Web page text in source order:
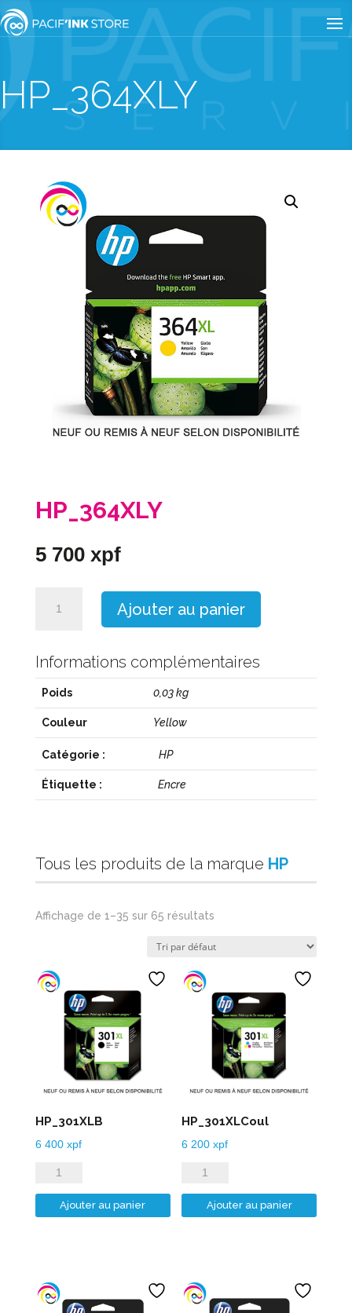
HP_364XLY
HP_364XLY
5 700 xpf
Ajouter au panier
Informations complémentaires
Poids 0,03 kg
Couleur Yellow
Catégorie : HP
Étiquette : Encre
Tous les produits de la marque HP
Affichage de 1–35 sur 65 résultats
HP_301XLB
6 400 xpf
quantité
de
HP_301XLB
Ajouter au panier
HP_301XLCoul
6 200xpf
quantité
de
HP_301XLCoul
Ajouter au panier